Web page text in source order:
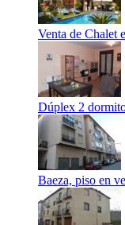
Venta de Chalet
Dúplex 2
Baeza, piso en